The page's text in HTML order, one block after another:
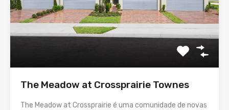
The Meadow at Crossprairie Townes
The Meadow at Crossprairie é uma comunidade de novas